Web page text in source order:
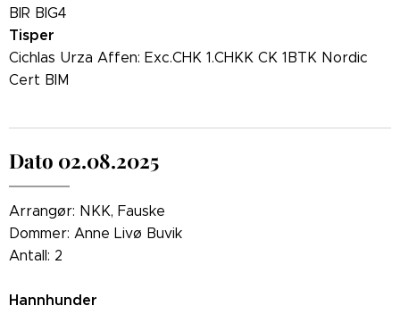
BIR BIG4
Tisper
Cichlas Urza Affen: Exc.CHK 1.CHKK CK 1BTK Nordic
Cert BIM
Dato 02.08.2025
Arrangør: NKK, Fauske
Dommer: Anne Livø Buvik
Antall: 2
Hannhunder